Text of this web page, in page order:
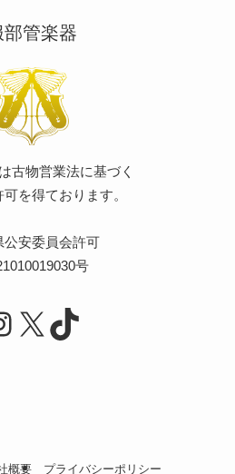
部管楽器
古物営業法に基づく
を得ております。
公安委員会許可
号
X TikTok
概要 プライバシーポリシー